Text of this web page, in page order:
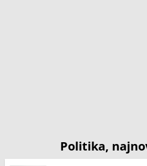
Politika,